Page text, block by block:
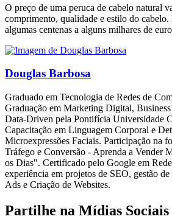
O preço de uma peruca de cabelo natural
comprimento, qualidade e estilo do cabelo.
algumas centenas a alguns milhares de
Douglas Barbosa
Graduado em Tecnologia de Redes de
Graduação em Marketing Digital,
Data-Driven pela Pontifícia Universidade
Capacitação em Linguagem Corporal e
Microexpressões Faciais. Participação na
Tráfego e Conversão - Aprenda a Vender
os Dias". Certificado pelo Google em Rede
experiência em projetos de SEO, gestão
Ads e Criação de Websites.
Partilhe na Mídias Sociais